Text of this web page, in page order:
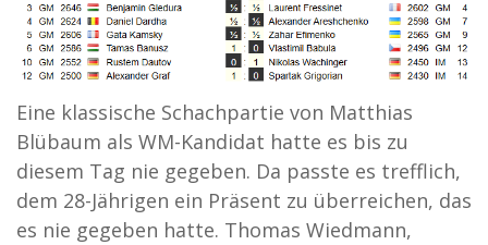
Eine klassische Schachpartie von Matthias
Blübaum als WM-Kandidat hatte es bis zu
diesem Tag nie gegeben. Da passte es trefflich,
dem 28-Jährigen ein Präsent zu überreichen, das
es nie gegeben hatte. Thomas Wiedmann,